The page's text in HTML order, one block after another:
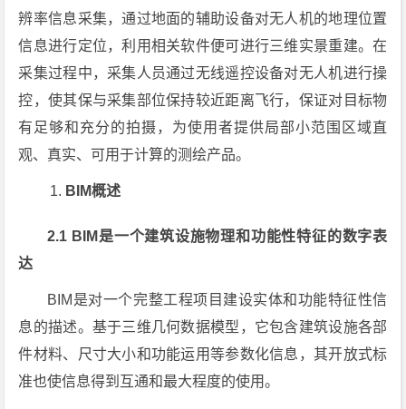
辨率信息采集，通过地面的辅助设备对无人机的地理位置
信息进行定位，利用相关软件便可进行三维实景重建。在
采集过程中，采集人员通过无线遥控设备对无人机进行操
控，使其保与采集部位保持较近距离飞行，保证对目标物
有足够和充分的拍摄，为使用者提供局部小范围区域直
观、真实、可用于计算的测绘产品。
BIM概述
2.1 BIM是一个建筑设施物理和功能性特征的数字表
达
BIM是对一个完整工程项目建设实体和功能特征性信
息的描述。基于三维几何数据模型，它包含建筑设施各部
件材料、尺寸大小和功能运用等参数化信息，其开放式标
准也使信息得到互通和最大程度的使用。